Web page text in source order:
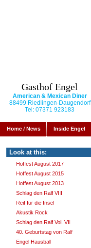
Gasthof Engel
American & Mexican Diner
88499 Riedlingen-Daugendorf
Tel: 07371 923183
Home / News Inside Engel
Look at this:
Hoffest August 2017
Hoffest August 2015
Hoffest August 2013
Schlag den Ralf VIII
Reif für die Insel
Akustik Rock
Schlag den Ralf Vol. VII
40. Geburtstag von Ralf
Engel Hausball